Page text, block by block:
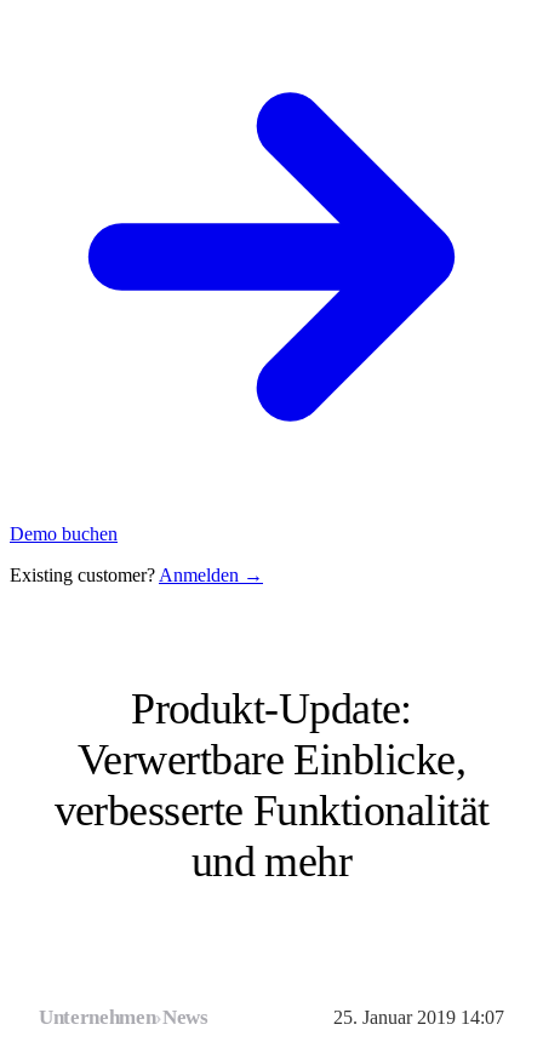
Demo buchen
Existing customer? Anmelden →
Produkt-Update:
Verwertbare Einblicke,
verbesserte Funktionalität
und mehr
Unternehmen›News 25. Januar 2019 14:07